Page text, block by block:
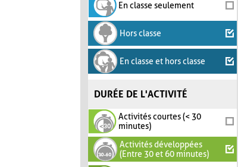
En classe seulement
Hors classe
En classe et hors classe
DURÉE DE L'ACTIVITÉ
Activités courtes (< 30
minutes)
Activités développées
(Entre 30 et 60 minutes)